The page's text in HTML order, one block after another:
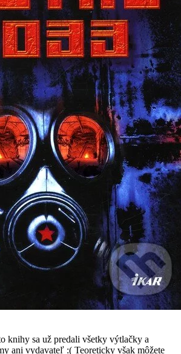
knihy sa už predali všetky výtlačky a
ani vydavateľ :( Teoreticky však môžete